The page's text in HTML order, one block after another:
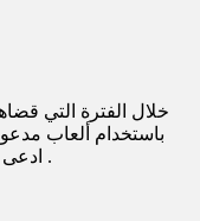
باستخدام ألعاب
ادعى الرهان مكافأة مجانية، على وجه الخصوص .